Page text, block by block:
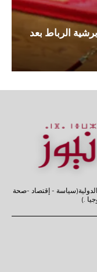
الرباط بعد
- إقتصاد -صحة
.)